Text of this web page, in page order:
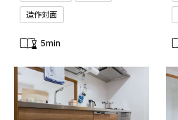
造作対面
5min